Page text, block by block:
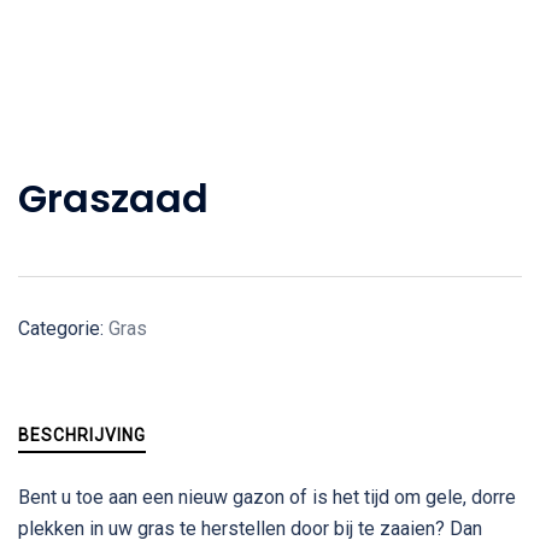
Graszaad
Categorie: Gras
BESCHRIJVING
Bent u toe aan een nieuw gazon of is het tijd om gele, dorre
plekken in uw gras te herstellen door bij te zaaien? Dan